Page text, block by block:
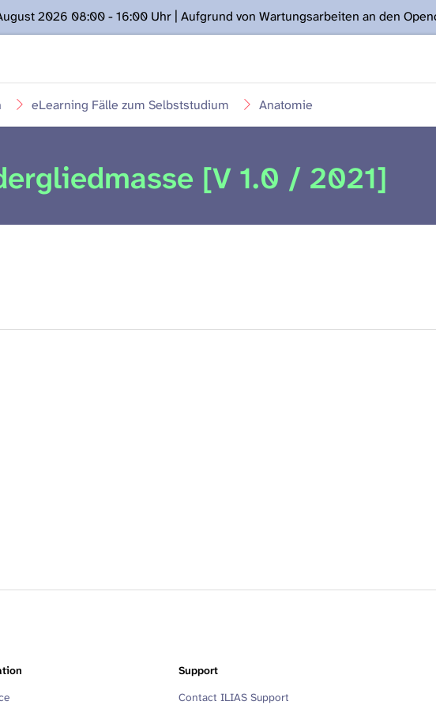
2026 08:00 - 16:00 Uhr | Aufgrund von Wartungsarbeiten an den
Kontakt: www.podcast.unibe.ch
Anatomie
eLearning Fälle zum Selbststudium
[V 1.0 / 2021]
Support
Contact ILIAS Support